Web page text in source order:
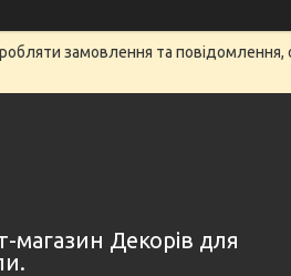
замовлення та повідомлення,
магазин Декорів для